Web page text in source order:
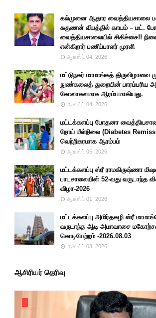
கல்முனை ஆதார வைத்தியசாலை
சுகுணன் விபத்தில் காயம் – மட்.
வைத்தியசாலையில் சிகிச்சை!!
என்கிறார் பணிப்பாளர் முரளி
ஆகஸ்ட் 04, 2026
மட்டுநகர் மாமாங்கத் திருவிழாவை
நுண்கலைத் துறையின் பாரம்பரிய
கோலாகலமாக ஆரம்பமாகியது.
ஆகஸ்ட் 04, 2026
மட்டக்களப்பு போதனா
நோய் மீள்நிலை (Diabetes
வெற்றிகரமாக ஆரம்பம்
ஆகஸ்ட் 05, 2026
மட்டக்களப்பு ஸ்ரீ ராமகிருஷ்ணா
பாடசாலையின் 52-வது வருடாந்த
விழா-2026
ஆகஸ்ட் 01, 2026
மட்டக்களப்பு அமிர்தகழி ஸ்ரீ
வருடாந்த ஆடி அமாவாசை
கொடியேற்றம் -2026.08.03
ஆகஸ்ட் 03, 2026
ஆசிரியர் தெரிவு